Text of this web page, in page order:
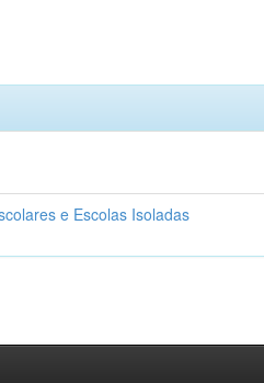
e Escolas Isoladas